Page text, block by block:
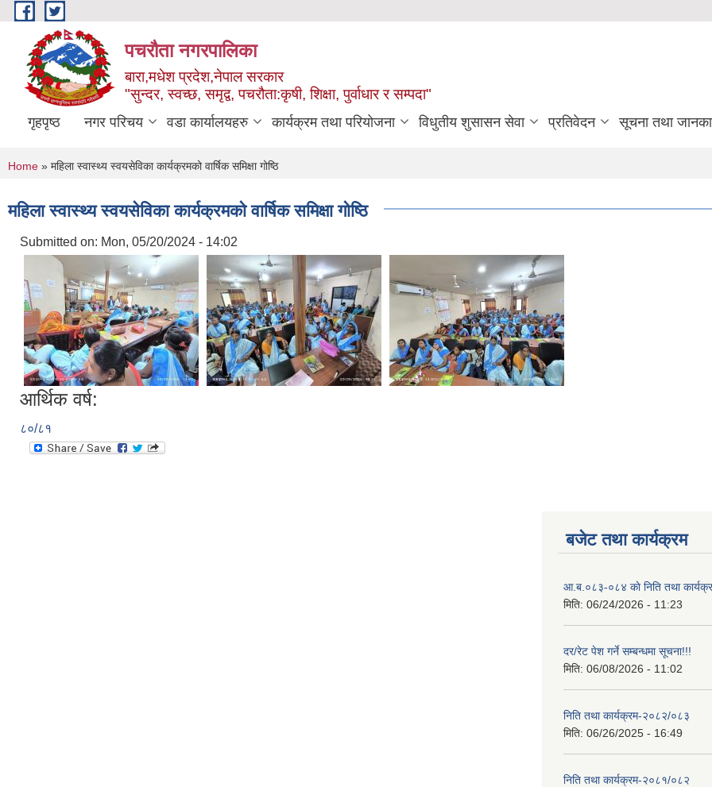
Skip to main content
पचरौता नगरपालिका
बारा,मधेश प्रदेश,नेपाल सरकार
"सुन्दर, स्वच्छ, समृद्व, पचरौता:कृषी, शिक्षा, पुर्वाधार र सम्पदा"
गृहपृष्ठ नगर परिचय वडा कार्यालयहरु कार्यक्रम तथा परियोजना विधुतीय शुसासन सेवा प्रतिवेदन सूचना तथा
You are here
Home » महिला स्वास्थ्य स्वयसेविका कार्यक्रमको वार्षिक समिक्षा गोष्ठि
महिला स्वास्थ्य स्वयसेविका कार्यक्रमको वार्षिक समिक्षा गोष्ठि
Submitted on: Mon, 05/20/2024 - 14:02
आर्थिक वर्ष:
८०/८१
बजेट तथा कार्यक्रम
आ.ब.०८३-०८४ काे निति तथा
मिति: 06/24/2026 - 11:23
दर/रेट पेश गर्ने सम्बन्धमा सूचना!!!
मिति: 06/08/2026 - 11:02
निति तथा कार्यक्रम-२०८२/०८३
मिति: 06/26/2025 - 16:49
निति तथा कार्यक्रम-२०८१/०८२